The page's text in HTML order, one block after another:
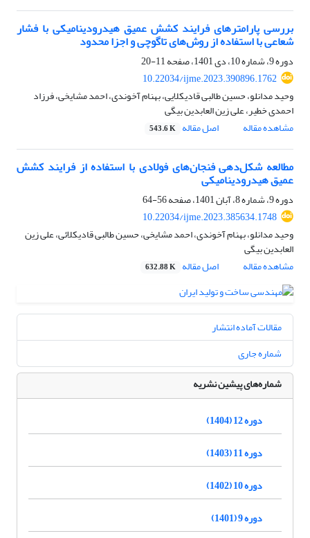
بررسی پارامترهای فرایند کشش عمیق هیدرودینامیکی با فشار
شعاعی با استفاده از روش‌های تاگوچی و اجزا محدود
دوره 9، شماره 10، دی 1401، صفحه
11-20
10.22034/ijme.2023.390896.1762
وحید مدانلو، حسین طالبی قادیکلایی، بهنام آخوندی، احمد مشایخی، فرزاد
احمدی خطیر، علی زین العابدین بیگی
مشاهده مقاله
اصل مقاله 543.6 K
مطالعه شکل‌دهی فنجان‌های فولادی با استفاده از فرایند کشش
عمیق هیدرودینامیکی
دوره 9، شماره 8، آبان 1401، صفحه
56-64
10.22034/ijme.2023.385634.1748
وحید مدانلو، بهنام آخوندی، احمد مشایخی، حسین طالبی قادیکلائی، علی زین
العابدین بیگی
مشاهده مقاله
اصل مقاله 632.88 K
مقالات آماده انتشار
شماره جاری
شماره‌های پیشین نشریه
دوره 12 (1404)
دوره 11 (1403)
دوره 10 (1402)
دوره 9 (1401)